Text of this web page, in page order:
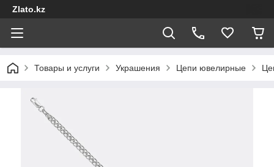
Zlato.kz
Товары и услуги Украшения Цепи ювелирные